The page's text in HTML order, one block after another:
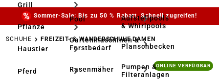
Grill
Pflanze
Haustier
Pferd
Pool
Gartenmaschinen &
Forstbedarf
Rasenmäher
Aufstellpools
& Whirlpools
Planschbecken
Pumpen &
Filteranlagen
Sommer-Sale: Bis zu 50 % Rabatt. Schnell zugreifen!
SCHUHE FREIZEIT- & WANDERSCHUHE DAMEN
Bildergalerie überspringen ONLINE VERFÜGBAR